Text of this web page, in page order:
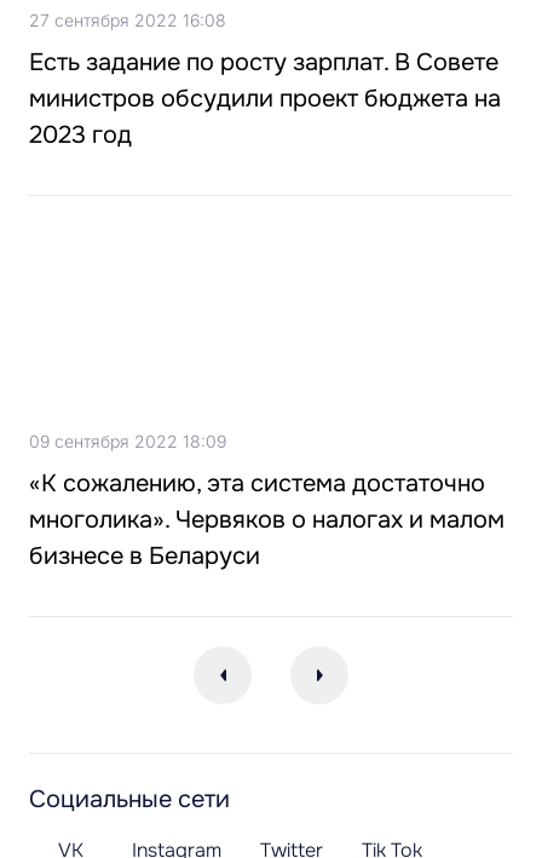
27 сентября 2022 16:08
Есть задание по росту зарплат. В Совете
министров обсудили проект бюджета на
2023 год
09 сентября 2022 18:09
«К сожалению, эта система достаточно
многолика». Червяков о налогах и малом
бизнесе в Беларуси
Социальные сети
VK Instagram Twitter
Tik Tok